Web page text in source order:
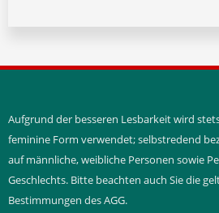
Aufgrund der besseren Lesbarkeit wird
feminine Form verwendet; selbstredend
auf männliche, weibliche Personen sowie
Geschlechts. Bitte beachten auch Sie die
Bestimmungen des AGG.